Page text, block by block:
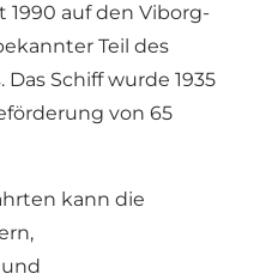
1990 auf den Viborg-
Teil des
Schiff wurde 1935
von 65
kann die